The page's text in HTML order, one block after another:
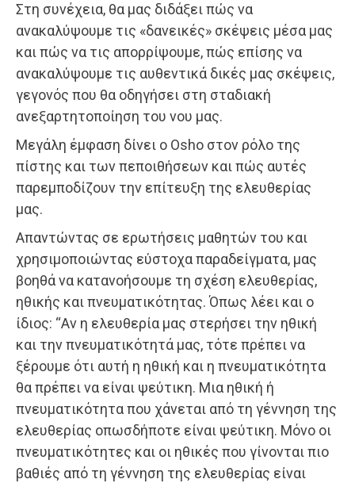
Στη συνέχεια, θα μας διδάξει πώς να
ανακαλύψουμε τις «δανεικές» σκέψεις μέσα μας
και πώς να τις απορρίψουμε, πώς επίσης να
ανακαλύψουμε τις αυθεντικά δικές μας σκέψεις,
γεγονός που θα οδηγήσει στη σταδιακή
ανεξαρτητοποίηση του νου μας.
Μεγάλη έμφαση δίνει ο Osho στον ρόλο της
πίστης και των πεποιθήσεων και πώς αυτές
παρεμποδίζουν την επίτευξη της ελευθερίας
μας.
Απαντώντας σε ερωτήσεις μαθητών του και
χρησιμοποιώντας εύστοχα παραδείγματα, μας
βοηθά να κατανοήσουμε τη σχέση ελευθερίας,
ηθικής και πνευματικότητας. Όπως λέει και ο
ίδιος: “Αν η ελευθερία μας στερήσει την ηθική
και την πνευματικότητά μας, τότε πρέπει να
ξέρουμε ότι αυτή η ηθική και η πνευματικότητα
θα πρέπει να είναι ψεύτικη. Μια ηθική ή
πνευματικότητα που χάνεται από τη γέννηση της
ελευθερίας οπωσδήποτε είναι ψεύτικη. Μόνο οι
πνευματικότητες και οι ηθικές που γίνονται πιο
βαθιές από τη γέννηση της ελευθερίας είναι